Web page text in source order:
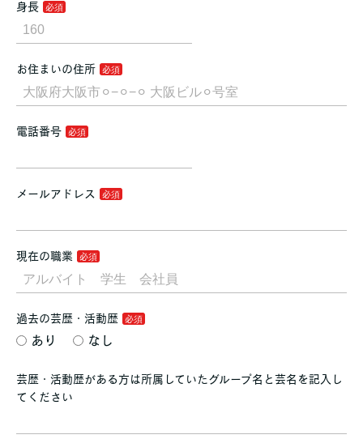
身長
お住まいの住所
電話番号
メールアドレス
現在の職業
過去の芸歴・活動歴
あり なし
芸歴・活動歴がある方は所属していたグループ名と芸名を記入し
てください